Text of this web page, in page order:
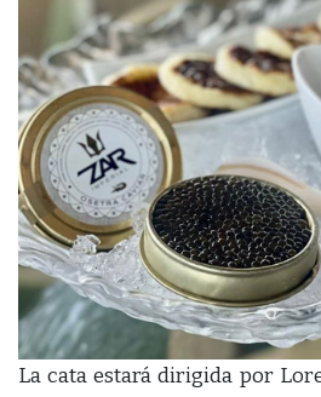
La cata estará dirigida por